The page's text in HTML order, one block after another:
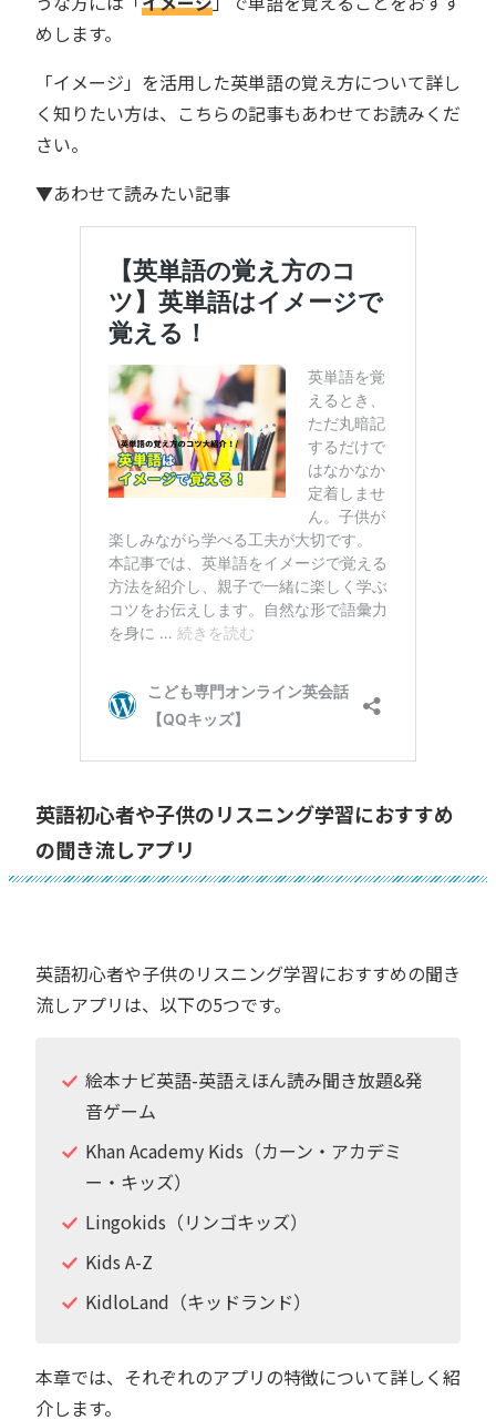
めします。
「イメージ」を活用した英単語の覚え方について詳し
く知りたい方は、こちらの記事もあわせてお読みくだ
さい。
▼あわせて読みたい記事
英語初心者や子供のリスニング学習におすすめ
の聞き流しアプリ
英語初心者や子供のリスニング学習におすすめの聞き
流しアプリは、以下の5つです。
絵本ナビ英語-英語えほん読み聞き放題&発
音ゲーム
Khan Academy Kids（カーン・アカデミ
ー・キッズ）
Lingokids（リンゴキッズ）
Kids A-Z
KidloLand（キッドランド）
本章では、それぞれのアプリの特徴について詳しく紹
介します。